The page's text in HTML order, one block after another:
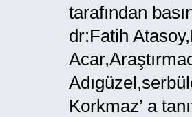
tarafından
dr:Fatih
Korkmaz’ a